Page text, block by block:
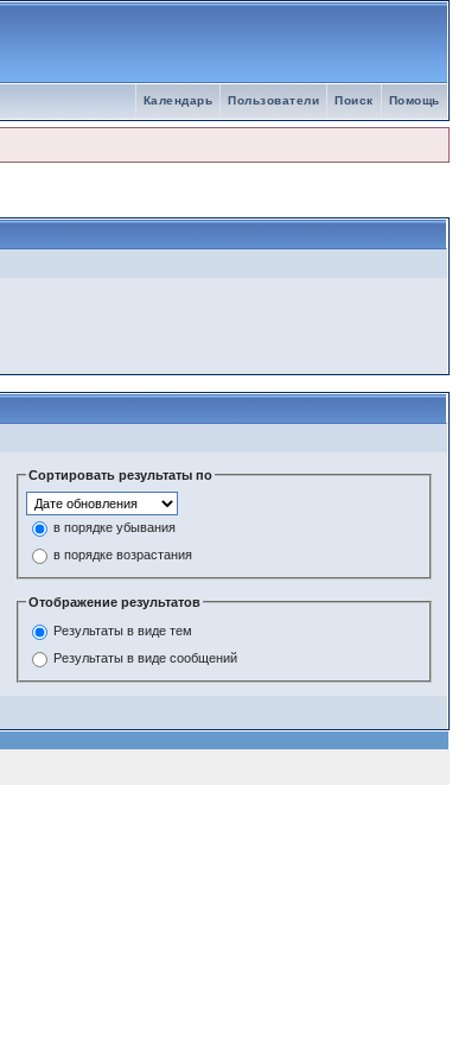
Помощь
Поиск
Пользователи
Календарь
Сортировать результаты по
в порядке убывания
в порядке возрастания
Отображение результатов
Результаты в виде тем
Результаты в виде сообщений